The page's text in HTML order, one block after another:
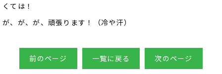
くては！
が、が、が、頑張ります！（冷や汗）
前のページ 一覧に戻る 次のページ